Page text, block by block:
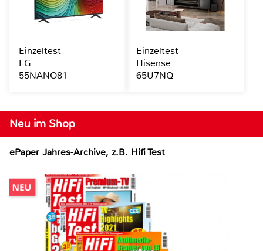
Neu im Shop
ePaper Jahres-Archive, z.B. Hifi Test
Einzeltest
LG
55NANO81
Einzeltest
Hisense
65U7NQ